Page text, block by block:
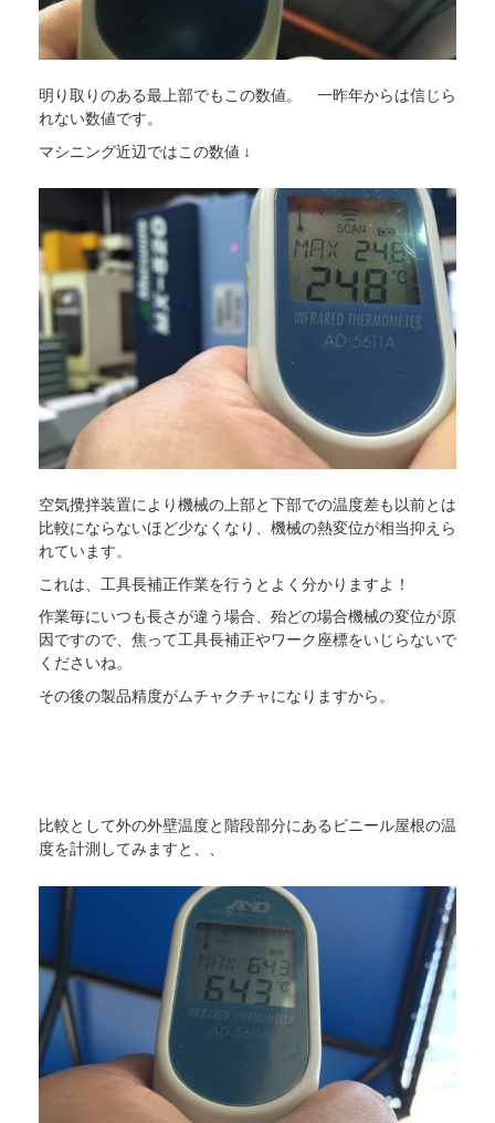
明り取りのある最上部でもこの数値。 一昨年からは信じら
れない数値です。
マシニング近辺ではこの数値 ↓
空気攪拌装置により機械の上部と下部での温度差も以前とは
比較にならないほど少なくなり、機械の熱変位が相当抑えら
れています。
これは、工具長補正作業を行うとよく分かりますよ！
作業毎にいつも長さが違う場合、殆どの場合機械の変位が原
因ですので、焦って工具長補正やワーク座標をいじらないで
くださいね。
その後の製品精度がムチャクチャになりますから。
比較として外の外壁温度と階段部分にあるビニール屋根の温
度を計測してみますと、、